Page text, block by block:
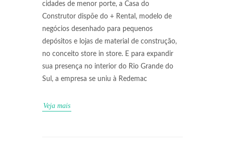
cidades de menor porte, a Casa do
Construtor dispõe do + Rental, modelo de
negócios desenhado para pequenos
depósitos e lojas de material de construção,
no conceito store in store. E para expandir
sua presença no interior do Rio Grande do
Sul, a empresa se uniu à Redemac
Veja mais